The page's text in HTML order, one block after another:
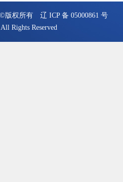
版权所有
辽 ICP 备 05000861 号
Rights Reserved